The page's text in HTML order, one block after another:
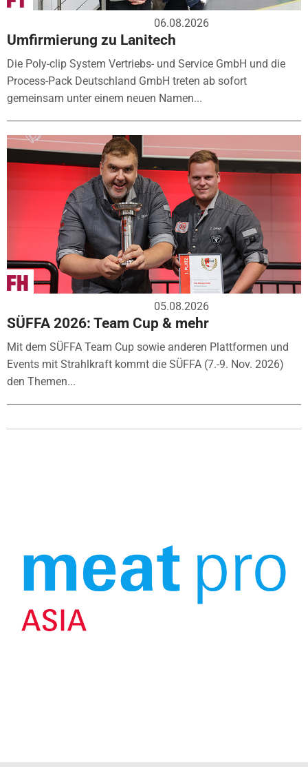
06.08.2026
Umfirmierung zu Lanitech
Die Poly-clip System Vertriebs- und Service GmbH und die
Process-Pack Deutschland GmbH treten ab sofort
gemeinsam unter einem neuen Namen...
05.08.2026
SÜFFA 2026: Team Cup & mehr
Mit dem SÜFFA Team Cup sowie anderen Plattformen und
Events mit Strahlkraft kommt die SÜFFA (7.-9. Nov. 2026)
den Themen...